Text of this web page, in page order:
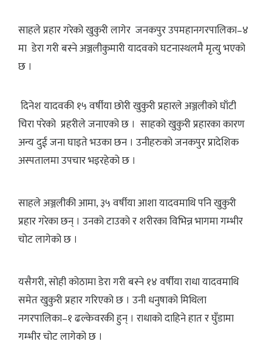
साहले प्रहार गरेको खुकुरी लागेर जनकपुर उपमहानगरपालिका–४
मा डेरा गरी बस्ने अञ्जलीकुमारी यादवको घटनास्थलमै मृत्यु भएको
छ ।
दिनेश यादवकी १५ वर्षीया छोरी खुकुरी प्रहारले अञ्जलीको घाँटी
चिरा परेको प्रहरीले जनाएको छ । साहको खुकुरी प्रहारका कारण
अन्य दुई जना घाइते भउका छन । उनीहरुको जनकपुर प्रादेशिक
अस्पतालमा उपचार भइरहेको छ ।
साहले अञ्जलीकी आमा, ३५ वर्षीया आशा यादवमाथि पनि खुकुरी
प्रहार गरेका छन् । उनको टाउको र शरीरका विभिन्न भागमा गम्भीर
चोट लागेको छ ।
यसैगरी, सोही कोठामा डेरा गरी बस्ने १४ वर्षीया राधा यादवमाथि
समेत खुकुरी प्रहार गरिएको छ । उनी धनुषाको मिथिला
नगरपालिका–१ ढल्केवरकी हुन् । राधाको दाहिने हात र घुँडामा
गम्भीर चोट लागेको छ ।